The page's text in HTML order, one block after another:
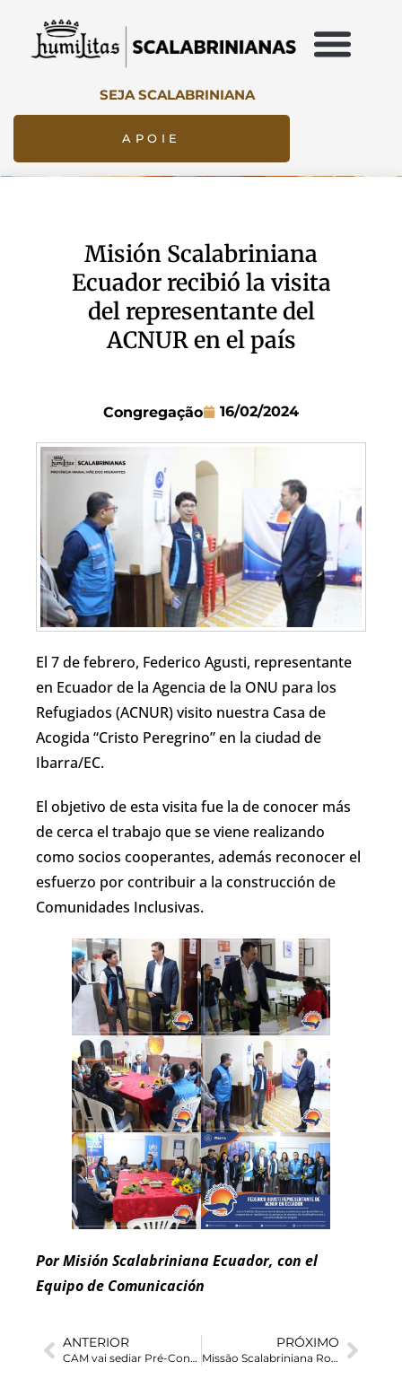
SEJA SCALABRINIANA
APOIE
Misión Scalabriniana
Ecuador recibió la visita
del representante del
ACNUR en el país
Congregação 16/02/2024
El 7 de febrero, Federico Agusti, representante
en Ecuador de la Agencia de la ONU para los
Refugiados (ACNUR) visito nuestra Casa de
Acogida “Cristo Peregrino” en la ciudad de
Ibarra/EC.
El objetivo de esta visita fue la de conocer más
de cerca el trabajo que se viene realizando
como socios cooperantes, además reconocer el
esfuerzo por contribuir a la construcción de
Comunidades Inclusivas.
Por Misión Scalabriniana Ecuador, con el
Equipo de Comunicación
ANTERIOR
CAM vai sediar Pré-Conferência de Migração, Refúgio e Apatridia; participe
PRÓXIMO
Missão Scalabriniana Roraima promoveu III Curso de Reforço da Metodologia GAPE